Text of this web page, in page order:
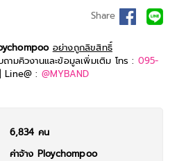
ตที่ทำให้เธอเป็นที่รู้จักในวงการเพลงไทย
ดิ้นชักงอ เพลงที่ได้รับความนิยมและมียอด
กฤษที่ช่วยเปิดตลาดในต่างประเทศ
ภาพยนตร์ไทยแนวสยองขวัญ-โรแมนติก
การแสดง
กลุ่มผู้ชมวัยรุ่นพลอยชมพู ยังคงสร้างสรรค์
Share
อย่างถูกลิขสิทธิ์
มคิวงานและข้อมูลเพิ่มเติม โทร : 095-
| Line@ : @MYBAND
6,834 คน
ค่าจ้าง Ploychompoo